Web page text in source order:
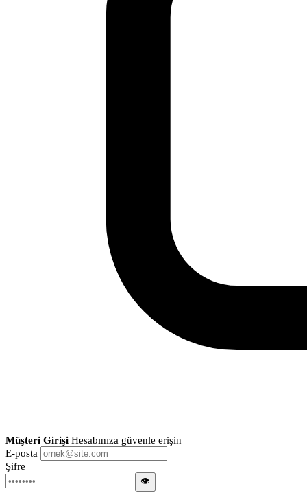
Müşteri Girişi Hesabınıza güvenle erişin
E-posta
Şifre
👁